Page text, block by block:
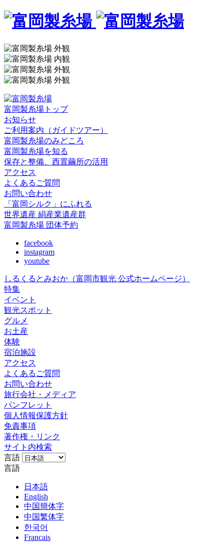
富岡製糸場トップ
お知らせ
ご利用案内（ガイドツアー）
富岡製糸場のみどころ
富岡製糸場を知る
保存と整備、西置繭所の活用
アクセス
よくあるご質問
お問い合わせ
「富岡シルク」にふれる
世界遺産 絹産業遺産群
富岡製糸場 団体予約
facebook
instagram
youtube
しるくるとみおか （富岡市観光 公式ホームページ）
特集
イベント
観光スポット
グルメ
お土産
体験
宿泊施設
アクセス
よくあるご質問
お問い合わせ
旅行会社・メディア
パンフレット
個人情報保護方針
免責事項
著作権・リンク
サイト内検索
言語
言語
日本語
English
中国簡体字
中国繁体字
한국어
Francais